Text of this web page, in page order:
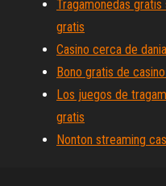
Tragamonedas
gratis
Casino cerca de
Bono gratis de
Los juegos de
gratis
Nonton streaming